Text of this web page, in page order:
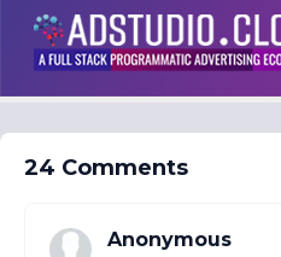
24 Comments
Anonymous